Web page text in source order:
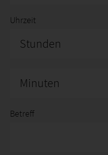
Uhrzeit
Stunden
Minuten
Betreff